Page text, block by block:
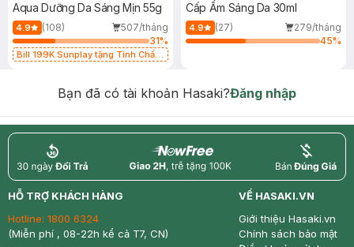
Aqua Dưỡng Da Sáng Mịn 55g
4.9 (108)
507/tháng
31%
Bill 199K Sunplay tặng Tinh Chất
Cấp Ẩm Sáng Da 30ml
4.9 (27)
279/tháng
45%
Bạn đã có tài khoản Hasaki?Đăng nhập
return nowfree price
HỖ TRỢ KHÁCH HÀNG
Hotline: 1800 6324
(Miễn phí , 08-22h kể cả T7, CN)
VỀ HASAKI.VN
Giới thiệu Hasaki.vn
Chính sách bảo mật